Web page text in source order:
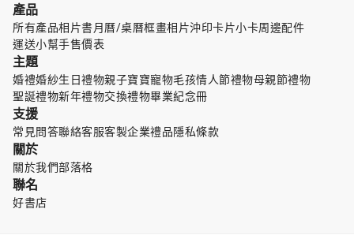
產品
所有產品相片書月曆/桌曆框畫相片沖印卡片小卡周邊配件
運送小幫手售價表
主題
婚禮婚紗生日禮物親子寶寶寵物毛孩情人節禮物母親節禮物
聖誕禮物新年禮物交換禮物畢業紀念冊
支援
常見問答聯絡客服客製企業禮品隱私條款
關於
關於我們部落格
聯名
好書店